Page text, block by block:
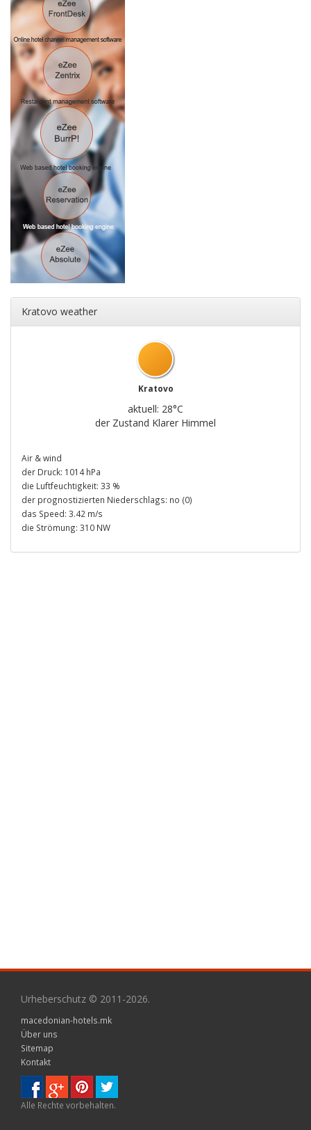
Kratovo weather
Kratovo
aktuell: 28°C
der Zustand Klarer Himmel
Air & wind
der Druck: 1014 hPa
die Luftfeuchtigkeit: 33 %
der prognostizierten Niederschlags: no (0)
das Speed: 3.42 m/s
die Strömung: 310 NW
Urheberschutz © 2011-2026.
macedonian-hotels.mk
Über uns
Sitemap
Kontakt
Alle Rechte vorbehalten.